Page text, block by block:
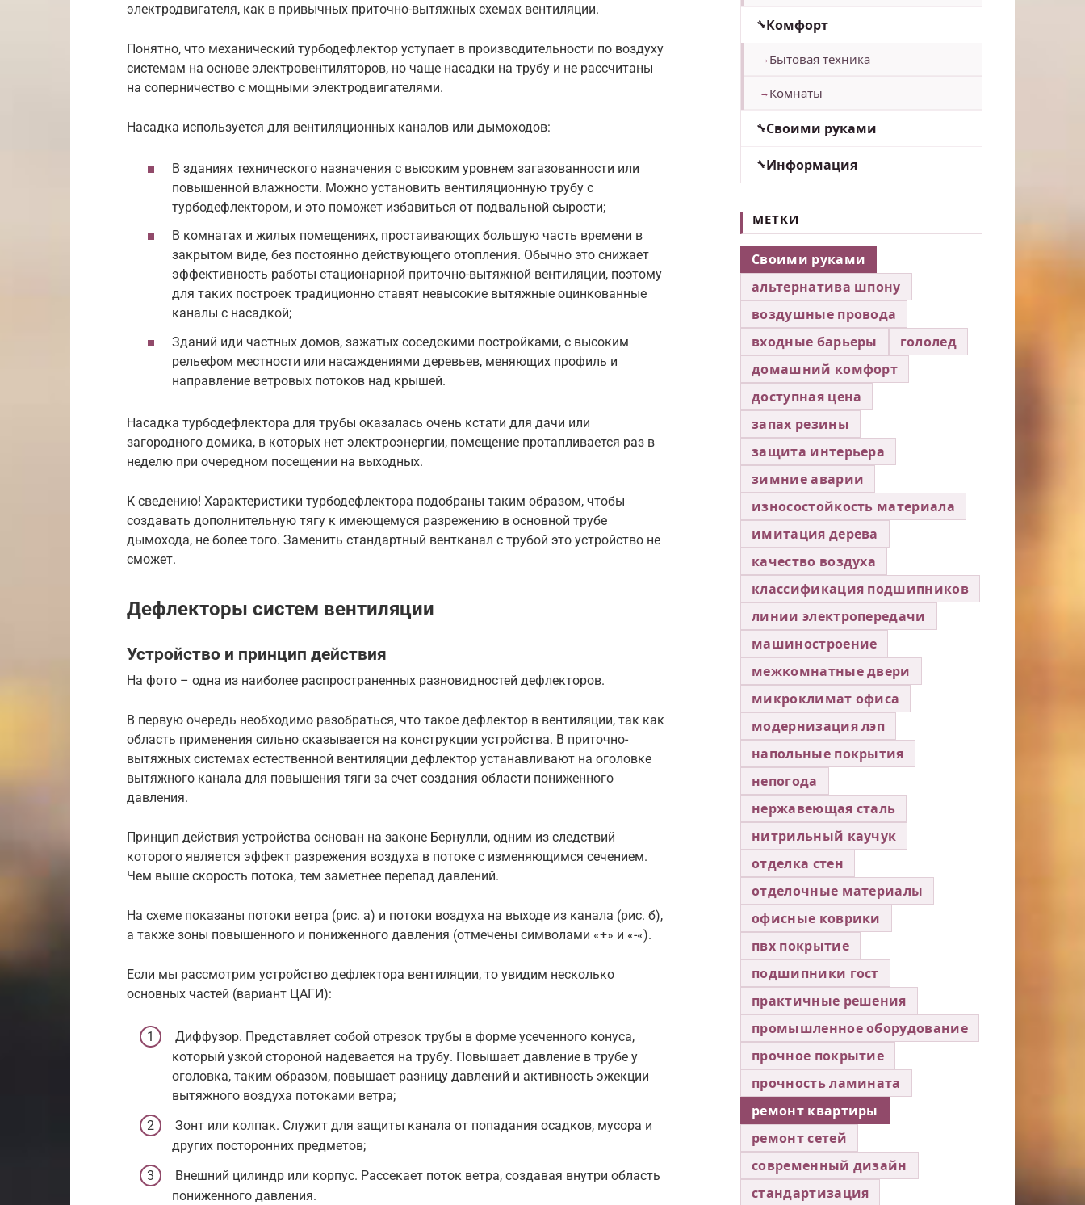
электродвигателя, как в привычных приточно-вытяжных схемах вентиляции.
Понятно, что механический турбодефлектор уступает в производительности по воздуху
системам на основе электровентиляторов, но чаще насадки на трубу и не рассчитаны
на соперничество с мощными электродвигателями.
Насадка используется для вентиляционных каналов или дымоходов:
В зданиях технического назначения с высоким уровнем загазованности или
повышенной влажности. Можно установить вентиляционную трубу с
турбодефлектором, и это поможет избавиться от подвальной сырости;
В комнатах и жилых помещениях, простаивающих большую часть времени в
закрытом виде, без постоянно действующего отопления. Обычно это снижает
эффективность работы стационарной приточно-вытяжной вентиляции, поэтому
для таких построек традиционно ставят невысокие вытяжные оцинкованные
каналы с насадкой;
Зданий иди частных домов, зажатых соседскими постройками, с высоким
рельефом местности или насаждениями деревьев, меняющих профиль и
направление ветровых потоков над крышей.
Насадка турбодефлектора для трубы оказалась очень кстати для дачи или
загородного домика, в которых нет электроэнергии, помещение протапливается раз в
неделю при очередном посещении на выходных.
К сведению! Характеристики турбодефлектора подобраны таким образом, чтобы
создавать дополнительную тягу к имеющемуся разрежению в основной трубе
дымохода, не более того. Заменить стандартный вентканал с трубой это устройство не
сможет.
Дефлекторы систем вентиляции
Устройство и принцип действия
На фото – одна из наиболее распространенных разновидностей дефлекторов.
В первую очередь необходимо разобраться, что такое дефлектор в вентиляции, так как
область применения сильно сказывается на конструкции устройства. В приточно-
вытяжных системах естественной вентиляции дефлектор устанавливают на оголовке
вытяжного канала для повышения тяги за счет создания области пониженного
давления.
Принцип действия устройства основан на законе Бернулли, одним из следствий
которого является эффект разрежения воздуха в потоке с изменяющимся сечением.
Чем выше скорость потока, тем заметнее перепад давлений.
На схеме показаны потоки ветра (рис. а) и потоки воздуха на выходе из канала (рис. б),
а также зоны повышенного и пониженного давления (отмечены символами «+» и «-«).
Если мы рассмотрим устройство дефлектора вентиляции, то увидим несколько
основных частей (вариант ЦАГИ):
Диффузор. Представляет собой отрезок трубы в форме усеченного конуса,
который узкой стороной надевается на трубу. Повышает давление в трубе у
оголовка, таким образом, повышает разницу давлений и активность эжекции
вытяжного воздуха потоками ветра;
Зонт или колпак. Служит для защиты канала от попадания осадков, мусора и
других посторонних предметов;
Внешний цилиндр или корпус. Рассекает поток ветра, создавая внутри область
пониженного давления.
Комфорт
Бытовая техника
Комнаты
Своими руками
Информация
МЕТКИ
Своими руками
альтернатива шпону
воздушные провода
входные барьеры
гололед
домашний комфорт
доступная цена
запах резины
защита интерьера
зимние аварии
износостойкость материала
имитация дерева
качество воздуха
классификация подшипников
линии электропередачи
машиностроение
межкомнатные двери
микроклимат офиса
модернизация лэп
напольные покрытия
непогода
нержавеющая сталь
нитрильный каучук
отделка стен
отделочные материалы
офисные коврики
пвх покрытие
подшипники гост
практичные решения
промышленное оборудование
прочное покрытие
прочность ламината
ремонт квартиры
ремонт сетей
современный дизайн
стандартизация